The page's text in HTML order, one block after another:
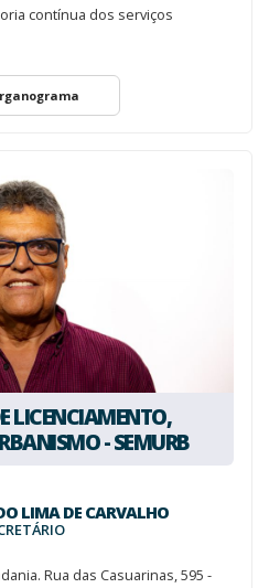
contínua dos serviços
LICENCIAMENTO,
- SEMURB
LIMA DE CARVALHO
Rua das Casuarinas, 595 -